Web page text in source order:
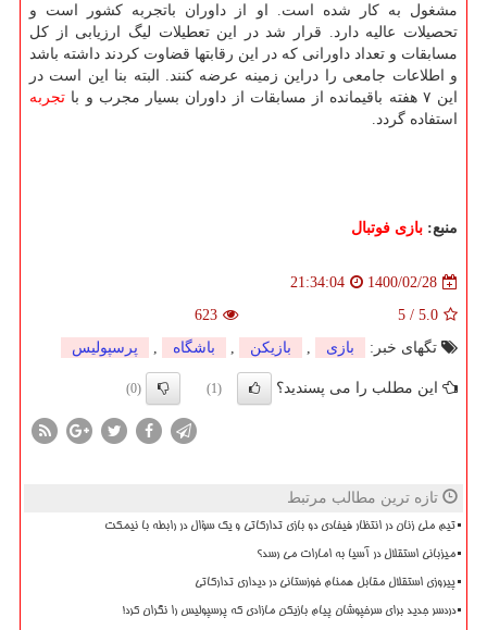
مشغول به کار شده است. او از داوران باتجربه کشور است و
تحصیلات عالیه دارد. قرار شد در این تعطیلات لیگ ارزیابی از کل
مسابقات و تعداد داورانی که در این رقابتها قضاوت کردند داشته باشد
و اطلاعات جامعی را دراین زمینه عرضه کنند. البته بنا این است در
این ۷ هفته باقیمانده از مسابقات از داوران بسیار مجرب و با
تجربه
استفاده گردد.
منبع: بازی فوتبال
1400/02/28
21:34:04
5.0
/
5
623
تگهای خبر:
بازی , بازیكن , باشگاه , پرسپولیس
این مطلب را می پسندید؟ (1)
(0)
تازه ترین مطالب مرتبط
تیم ملی زنان در انتظار فیفادی دو بازی تدارکاتی و یک سؤال در رابطه با نیمکت
میزبانی استقلال در آسیا به امارات می رسد؟
پیروزی استقلال مقابل همنام خوزستانی در دیداری تدارکاتی
دردسر جدید برای سرخپوشان پیام بازیکن مازادی که پرسپولیس را نگران کرد!